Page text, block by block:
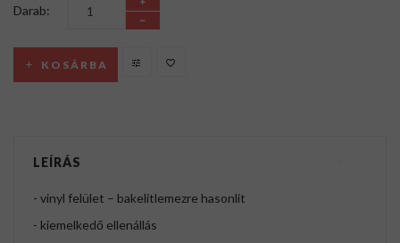
Darab:
KOSÁRBA
LEÍRÁS
- vinyl felület – bakelitlemezre hasonlít
- kiemelkedő ellenállás